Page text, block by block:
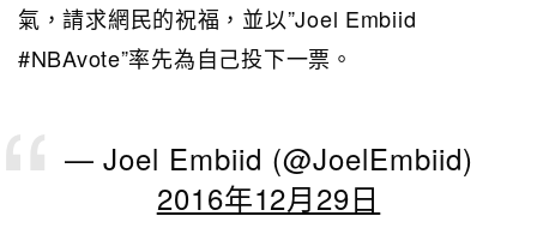
氣，請求網民的祝福，並以”Joel Embiid
#NBAvote”率先為自己投下一票。
— Joel Embiid (@JoelEmbiid)
2016年12月29日